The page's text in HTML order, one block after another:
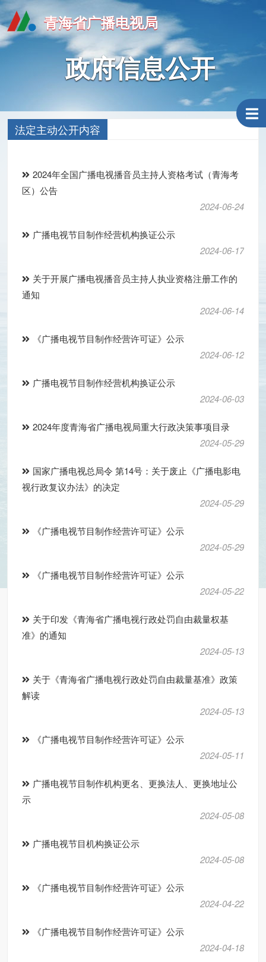
青海省广播电视局
政府信息公开
法定主动公开内容
2024年全国广播电视播音员主持人资格考试（青海考
区）公告
2024-06-24
广播电视节目制作经营机构换证公示
2024-06-17
关于开展广播电视播音员主持人执业资格注册工作的
通知
2024-06-14
《广播电视节目制作经营许可证》公示
2024-06-12
广播电视节目制作经营机构换证公示
2024-06-03
2024年度青海省广播电视局重大行政决策事项目录
2024-05-29
国家广播电视总局令 第14号：关于废止《广播电影电
视行政复议办法》的决定
2024-05-29
《广播电视节目制作经营许可证》公示
2024-05-29
《广播电视节目制作经营许可证》公示
2024-05-22
关于印发《青海省广播电视行政处罚自由裁量权基
准》的通知
2024-05-13
关于《青海省广播电视行政处罚自由裁量基准》政策
解读
2024-05-13
《广播电视节目制作经营许可证》公示
2024-05-11
广播电视节目制作机构更名、更换法人、更换地址公
示
2024-05-08
广播电视节目机构换证公示
2024-05-08
《广播电视节目制作经营许可证》公示
2024-04-22
《广播电视节目制作经营许可证》公示
2024-04-18